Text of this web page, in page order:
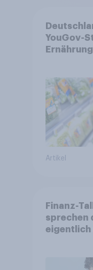
YouGov-
Artikel
Finanz-
sprechen
eigentlich